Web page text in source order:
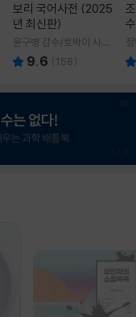
보리 국어사전 (2025
년 최신판)
윤구병 감수/토박이 사전
편찬실 편
9.6 (158)